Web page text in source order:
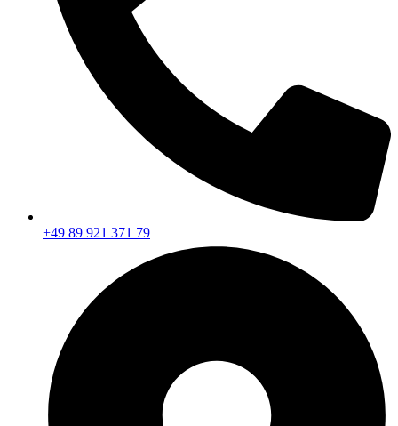
+49 89 921 371 79